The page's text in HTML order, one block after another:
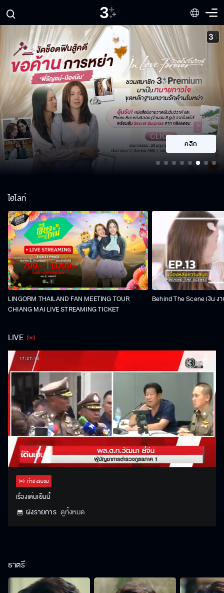
คลิก
ไฮไลท์
LINGORM THAILAND FAN MEETING TOUR
CHIANG MAI LIVE STREAMING TICKET
Behind The Scene เงิน ง
LIVE
UnmuteStream Settings
กำลังรับชม
เรื่องเด่นเย็นนี้
ผังรายการ ดูทั้งหมด
ธาตรี